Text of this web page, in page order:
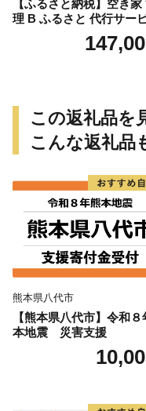
【ふるさと納税】空き家
理 B ふるさと 代行サー
1時間 程度 × 12回 建物 外
状況 確認 2ヶ月に1回 雨
助言 愛知県 小牧市
この返礼品を
こんな返礼品
熊本県八代市
【熊本県八代市】令和８
本地震 災害支援